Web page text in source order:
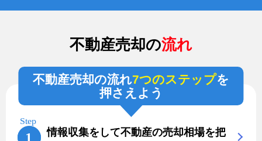
不動産売却の流れ
不動産売却の流れ7つのステップを
押さえよう
情報収集をして不動産の売却相場を把